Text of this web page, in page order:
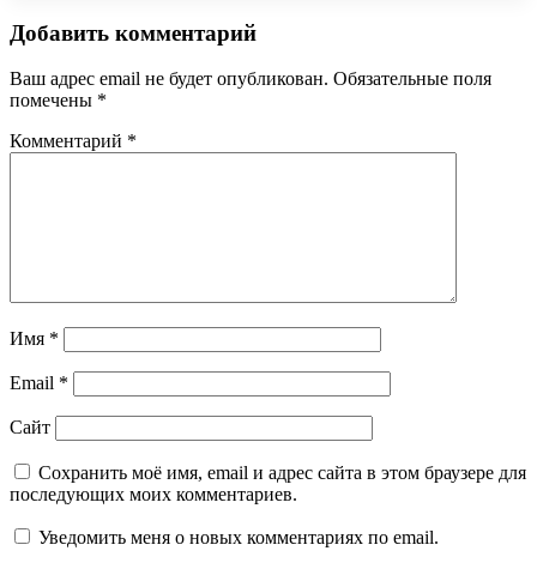
Добавить комментарий
Ваш адрес email не будет опубликован. Обязательные поля
помечены *
Комментарий *
Имя *
Email *
Сайт
Сохранить моё имя, email и адрес сайта в этом браузере для
последующих моих комментариев.
Уведомить меня о новых комментариях по email.